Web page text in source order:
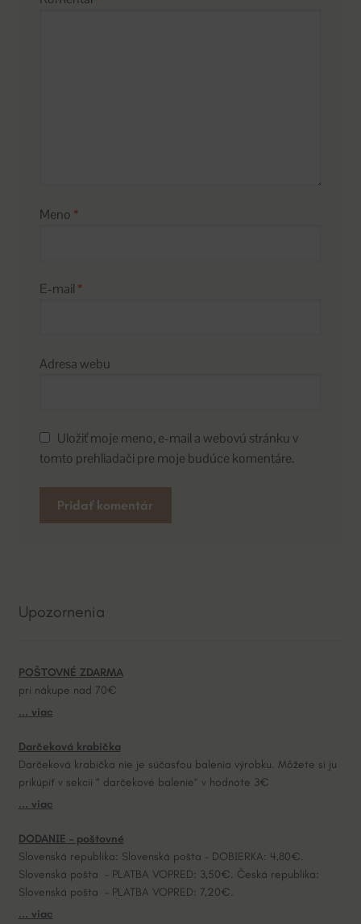
Meno *
E-mail *
Adresa webu
Uložiť moje meno, e-mail a webovú stránku v
tomto prehliadači pre moje budúce komentáre.
r
t
i
v
:
Upozornenia
POŠTOVNÉ ZDARMA
pri nákupe nad 70€
... viac
Darčeková krabička
Darčeková krabička nie je súčasťou balenia výrobku. Môžete si ju
prikúpiť v sekcii “ darčekové balenie“ v hodnote 3€
... viac
DODANIE – poštovné
Slovenská republika: Slovenská pošta – DOBIERKA: 4,80€.
Slovenská pošta – PLATBA VOPRED: 3,50€. Česká republika:
Slovenská pošta – PLATBA VOPRED: 7,20€.
... viac